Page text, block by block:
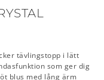
tävlingstopp i lätt
som ger dig
blus med lång ärm